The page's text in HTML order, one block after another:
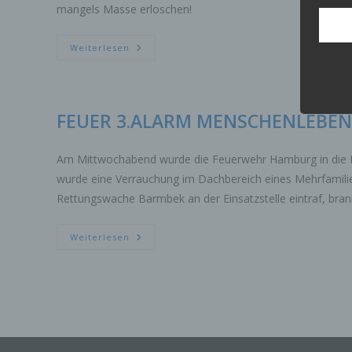
mangels Masse erloschen!
Weiterlesen FEUER
FEUER 3.ALARM
Am Mittwochabend wurde die Feuerwehr Hamburg in
wurde eine Verrauchung im Dachbereich eines
Rettungswache Barmbek an der Einsatzstelle eintraf,
Weiterlesen FEUER
Aus
dies